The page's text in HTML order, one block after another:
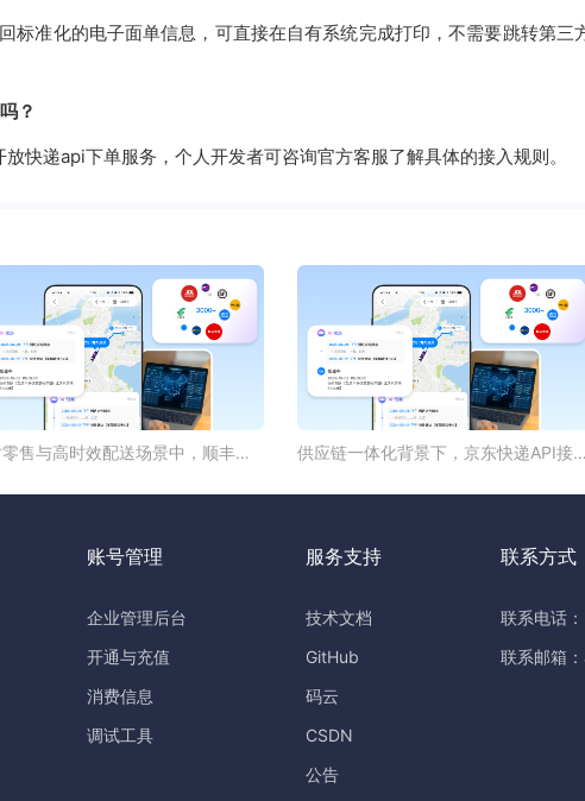
标准化的电子面单信息，可直接在自有系统完成打印，不需要跳转第三
？
快递api下单服务，个人开发者可咨询官方客服了解具体的接入规则。
即时零售与高时效配送场景中，顺丰物流API的价值在哪里？ 供应链一体化背景下，京东快递
账号管理
企业管理后台
开通与充值
消费信息
调试工具
服务支持
技术文档
GitHub
码云
CSDN
公告
联系方式
联系电话
联系邮箱